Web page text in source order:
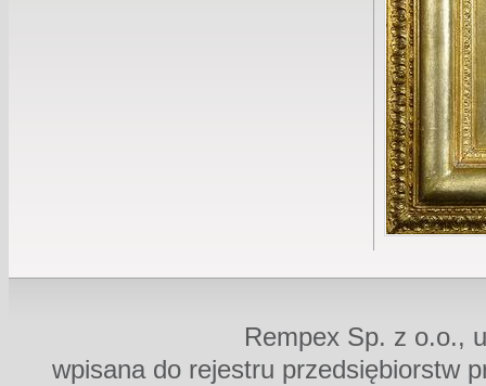
Rempex Sp. z o.o.,
wpisana do rejestru przedsiębiorstw